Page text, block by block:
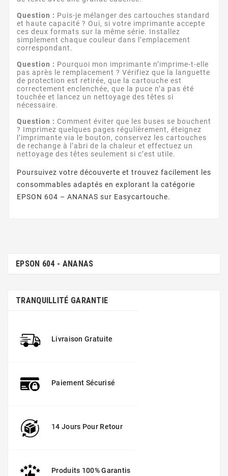
Question : Puis-je mélanger des cartouches standard
et haute capacité ? Oui, si votre imprimante accepte
ces deux formats sur la même série. Installez
simplement chaque couleur dans l’emplacement
correspondant.
Question : Pourquoi mon imprimante n’imprime-t-elle
pas après le remplacement ? Vérifiez que la languette
de protection est retirée, que la cartouche est
correctement enclenchée, que la puce n’a pas été
touchée et lancez un nettoyage des têtes si
nécessaire.
Question : Comment éviter que les buses se bouchent
? Imprimez quelques pages régulièrement, éteignez
l’imprimante via le bouton, conservez les cartouches
de rechange à l’abri de la chaleur et effectuez un
nettoyage des têtes seulement si c’est utile.
Poursuivez votre découverte et trouvez facilement les
consommables adaptés en explorant la catégorie
EPSON 604 – ANANAS sur Easycartouche.
EPSON 604 - ANANAS
TRANQUILLITÉ GARANTIE
Livraison Gratuite
Paiement Sécurisé
14 Jours Pour Retour
Produits 100% Garantis